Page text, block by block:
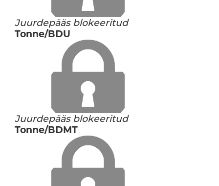
Juurdepääs blokeeritud
Tonne/BDU
Juurdepääs blokeeritud
Tonne/BDMT